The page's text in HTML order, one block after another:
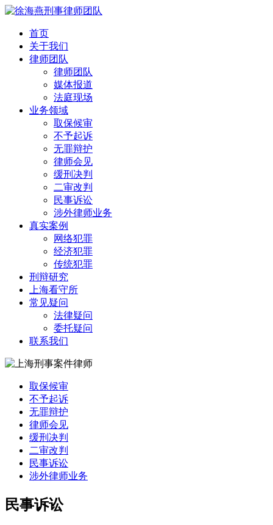
首页
关于我们
律师团队
律师团队
媒体报道
法庭现场
业务领域
取保候审
不予起诉
无罪辩护
律师会见
缓刑决判
二审改判
民事诉讼
涉外律师业务
真实案例
网络犯罪
经济犯罪
传统犯罪
刑辩研究
上海看守所
常见疑问
法律疑问
委托疑问
联系我们
取保候审
不予起诉
无罪辩护
律师会见
缓刑决判
二审改判
民事诉讼
涉外律师业务
民事诉讼